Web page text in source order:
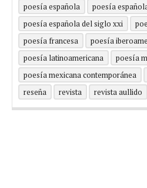
poesía española
poesía
poesía española del siglo xxi
poesía francesa
poesía
poesía latinoamericana
poesía
poesía mexicana contemporánea
reseña
revista revista aullido